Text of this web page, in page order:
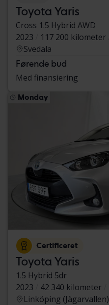
Toyota Yaris
Cross 1.5 Hybrid AWD
2023
117 200 kilometer
Svedala
Førende bud
Med finansiering
Monday
Certificeret
Toyota Yaris
1.5 Hybrid 5dr
2023
42 340 kilometer
Linköping (Jägarvallen)